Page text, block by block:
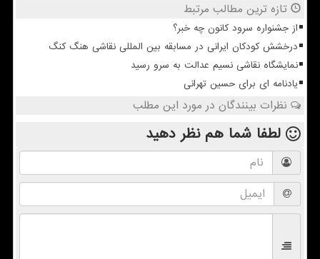
تازه ترین مطالب مرتبط
از جشنواره سرود کانون چه خبر؟
درخشش کودکان ایرانی در مسابقه بین المللی نقاشی هنگ کنگ
نمایشگاه نقاشی نسیم عدالت به سرو رسید
یادنامه ای برای حسین تهرانی
نظرات بینندگان در مورد این مطلب
لطفا شما همنظر دهید